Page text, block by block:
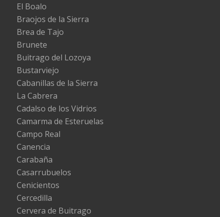
El Boalo
Braojos de la Sierra
Brea de Tajo
Brunete
Buitrago del Lozoya
Bustarviejo
Cabanillas de la Sierra
La Cabrera
Cadalso de los Vidrios
Camarma de Esteruelas
Campo Real
Canencia
Carabaña
Casarrubuelos
Cenicientos
Cercedilla
Cervera de Buitrago